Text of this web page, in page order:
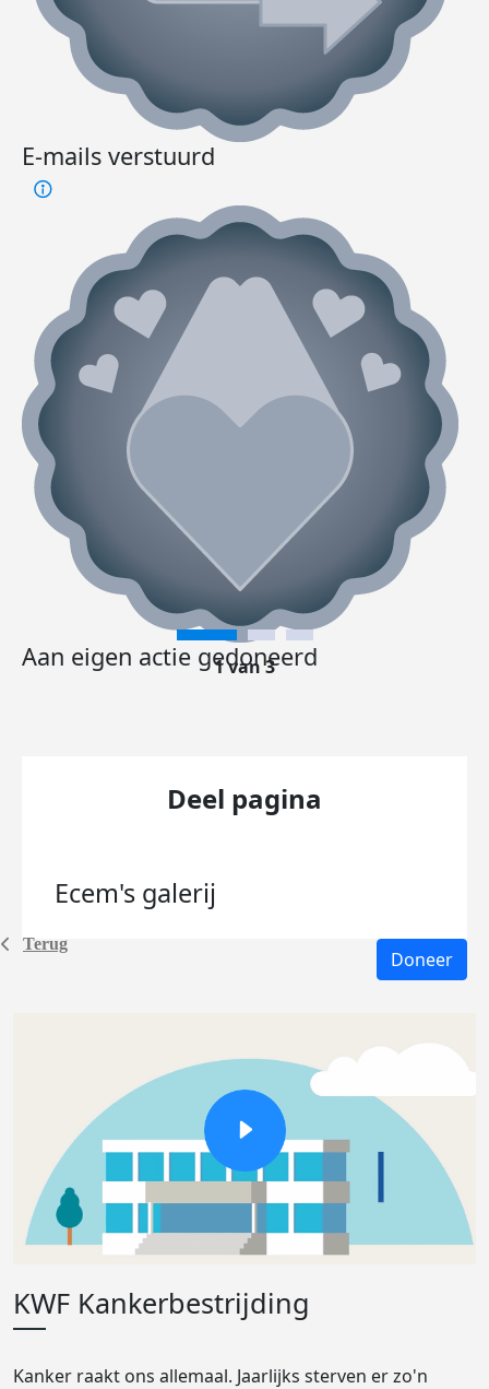
Terug
E-mails verstuurd
Aan eigen actie gedoneerd
1 van 3
Deel pagina
Ecem's galerij
Doneer
KWF Kankerbestrijding
Kanker raakt ons allemaal. Jaarlijks sterven er zo'n